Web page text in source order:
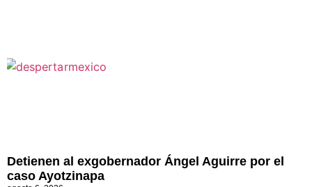
Detienen al exgobernador Ángel Aguirre por el
caso Ayotzinapa